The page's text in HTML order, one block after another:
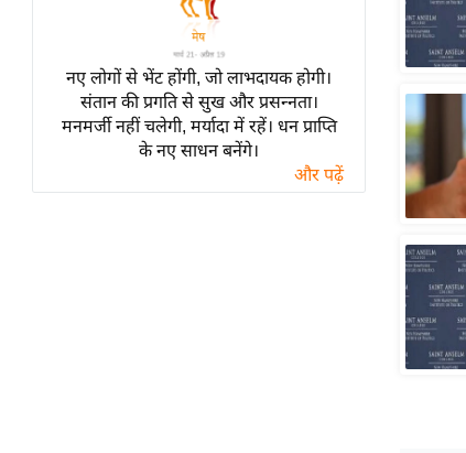
लाइफस्टाइल
टेक्नॉलॉजी
ब्यूटी/फैशन
घरेलू नुस्खे
पर्यटन स्थल
फिटनेस मंत्रा
नए लोगों से भेंट होंगी, जो लाभदायक होगी।
संतान की प्रगति से सुख और प्रसन्नता।
मनमर्जी नहीं चलेगी, मर्यादा में रहें। धन प्राप्ति
के नए साधन बनेंगे।
और पढ़ें